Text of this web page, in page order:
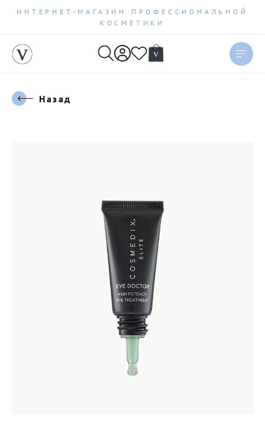
ИНТЕРНЕТ-МАГАЗИН ПРОФЕССИОНАЛЬНОЙ
КОСМЕТИКИ
Назад